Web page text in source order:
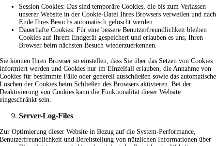
Session Cookies: Das sind temporäre Cookies, die bis zum Verlassen
unserer Website in der Cookie-Datei Ihres Browsers verweilen und nach
Ende Ihres Besuchs automatisch gelöscht werden.
Dauerhafte Cookies: Für eine bessere Benutzerfreundlichkeit bleiben
Cookies auf Ihrem Endgerät gespeichert und erlauben es uns, Ihren
Browser beim nächsten Besuch wiederzuerkennen.
Sie können Ihren Browser so einstellen, dass Sie über das Setzen von Cookies
informiert werden und Cookies nur im Einzelfall erlauben, die Annahme von
Cookies für bestimmte Fälle oder generell ausschließen sowie das automatische
Löschen der Cookies beim Schließen des Browsers aktivieren. Bei der
Deaktivierung von Cookies kann die Funktionalität dieser Website
eingeschränkt sein.
Server-Log-Files
Zur Optimierung dieser Website in Bezug auf die System-Performance,
Benutzerfreundlichkeit und Bereitstellung von nützlichen Informationen über